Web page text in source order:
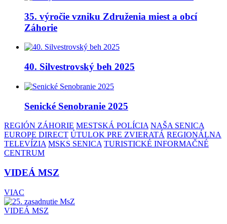
35. výročie vzniku Združenia miest a obcí
Záhorie
40. Silvestrovský beh 2025
Senické Senobranie 2025
REGIÓN ZÁHORIE MESTSKÁ POLÍCIA NAŠA SENICA
EUROPE DIRECT ÚTULOK PRE ZVIERATÁ REGIONÁLNA
TELEVÍZIA MSKS SENICA TURISTICKÉ INFORMAČNÉ
CENTRUM
VIDEÁ MSZ
VIAC
VIDEÁ MSZ